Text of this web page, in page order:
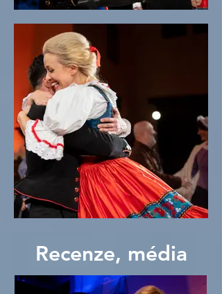
Recenze, média